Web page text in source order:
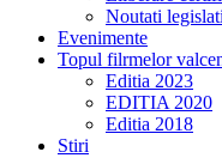
Noutati
Evenimente
Topul filrmelor
Editia 2023
EDITIA 2020
Editia 2018
Stiri